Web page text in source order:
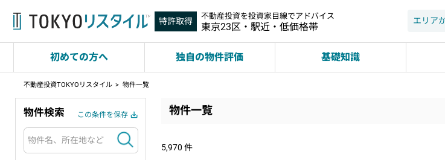
特許取得 不動産投資を投資家目線でアドバイス
東京23区・駅近・低価格帯
エリア
初めての方へ 独自の物件評価 基礎知識
不動産投資TOKYOリスタイル 物件一覧
物件検索 この条件を保存
検索
物件一覧
5,970 件